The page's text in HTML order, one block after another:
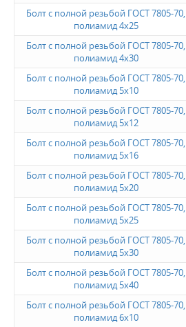
Болт с полной резьбой ГОСТ 7805-70,
полиамид 4x25
Болт с полной резьбой ГОСТ 7805-70,
полиамид 4x30
Болт с полной резьбой ГОСТ 7805-70,
полиамид 5x10
Болт с полной резьбой ГОСТ 7805-70,
полиамид 5x12
Болт с полной резьбой ГОСТ 7805-70,
полиамид 5x16
Болт с полной резьбой ГОСТ 7805-70,
полиамид 5x20
Болт с полной резьбой ГОСТ 7805-70,
полиамид 5x25
Болт с полной резьбой ГОСТ 7805-70,
полиамид 5x30
Болт с полной резьбой ГОСТ 7805-70,
полиамид 5x40
Болт с полной резьбой ГОСТ 7805-70,
полиамид 6x10